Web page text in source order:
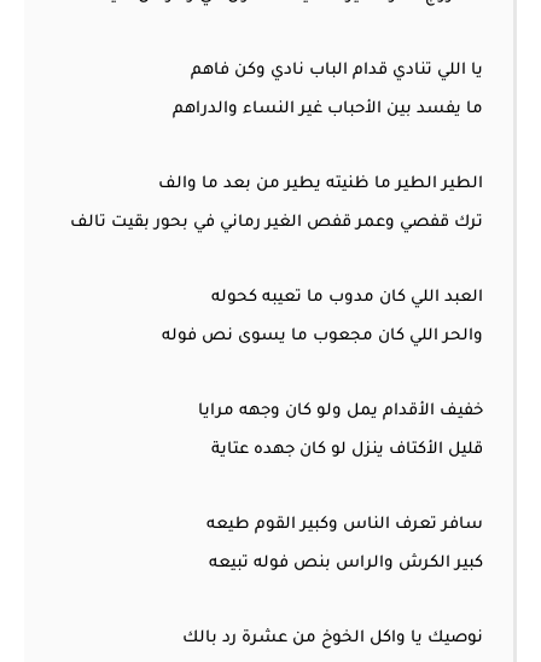
يا اللي تنادي قدام الباب نادي وكن فاهم
ما يفسد بين الأحباب غير النساء والدراهم
الطير الطير ما ظنيته يطير من بعد ما والف
ترك قفصي وعمر قفص الغير رماني في بحور بقيت تالف
العبد اللي كان مدوب ما تعيبه كحوله
والحر اللي كان مجعوب ما يسوى نص فوله
خفيف الأقدام يمل ولو كان وجهه مرايا
قليل الأكتاف ينزل لو كان جهده عتاية
سافر تعرف الناس وكبير القوم طيعه
كبير الكرش والراس بنص فوله تبيعه
نوصيك يا واكل الخوخ من عشرة رد بالك